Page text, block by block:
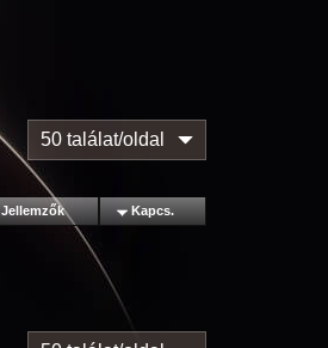
50 találat/oldal
Jellemzők Kapcs.